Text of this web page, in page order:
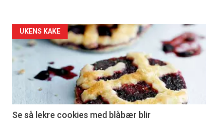
Artikler
detail
-
section
UKENS KAKE
Se så lekre cookies med blåbær blir